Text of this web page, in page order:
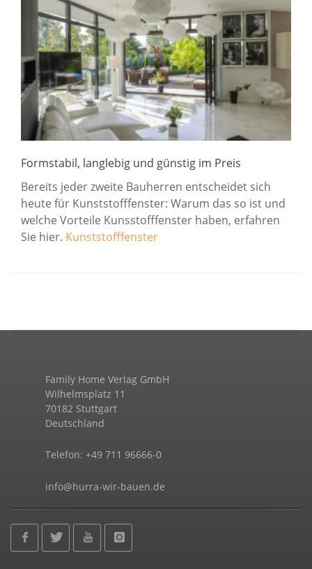
Formstabil, langlebig und günstig im Preis
Bereits jeder zweite Bauherren entscheidet sich
heute für Kunststofffenster: Warum das so ist und
welche Vorteile Kunsstofffenster haben, erfahren
Sie hier. Kunststofffenster
Family Home Verlag GmbH
Wilhelmsplatz 11
70182 Stuttgart
Deutschland
Telefon: +49 711 96666-0
info@hurra-wir-bauen.de